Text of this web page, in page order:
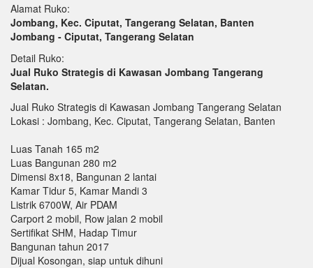
Alamat Ruko:
Jombang, Kec. Ciputat, Tangerang Selatan, Banten
Jombang - Ciputat, Tangerang Selatan
Detail Ruko:
Jual Ruko Strategis di Kawasan Jombang Tangerang
Selatan.
Jual Ruko Strategis di Kawasan Jombang Tangerang Selatan
Lokasi : Jombang, Kec. Ciputat, Tangerang Selatan, Banten
Luas Tanah 165 m2
Luas Bangunan 280 m2
Dimensi 8x18, Bangunan 2 lantai
Kamar Tidur 5, Kamar Mandi 3
Listrik 6700W, Air PDAM
Carport 2 mobil, Row jalan 2 mobil
Sertifikat SHM, Hadap Timur
Bangunan tahun 2017
Dijual Kosongan, siap untuk dihuni